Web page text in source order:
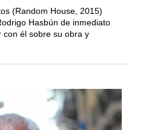
(Random House, 2015)
Hasbún de inmediato
él sobre su obra y